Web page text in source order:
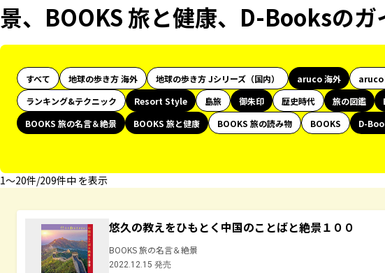
景、BOOKS 旅と健康、D-Booksのガ
すべて 地球の歩き方 海外 地球の歩き方 Jシリーズ（国内） aruco 海外 aruco
ランキング&テクニック
Resort Style 島旅 御朱印 歴史時代 旅の図鑑
BOOKS 旅の名言＆絶景
BOOKS 旅と健康 BOOKS 旅の読み物 BOOKS
D-
1〜20件/209件中 を表示
悠久の教えをひもとく中国のことばと絶景１００
BOOKS 旅の名言＆絶景
2022.12.15 発売